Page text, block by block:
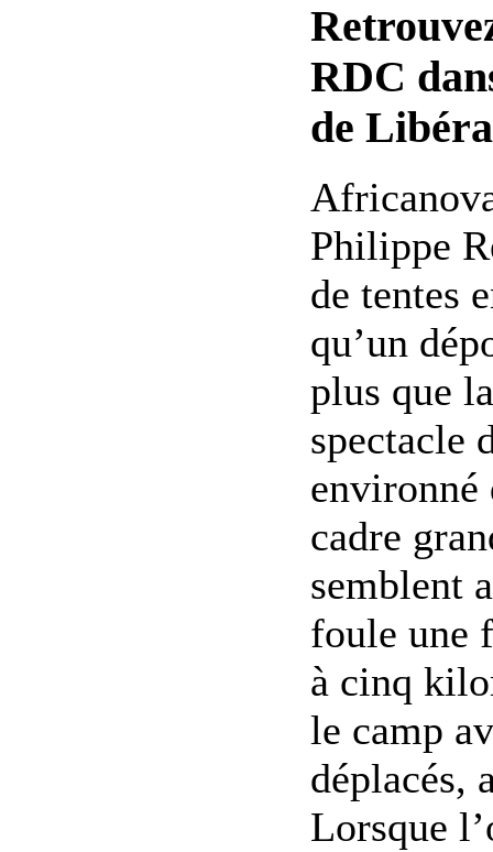
RDC
de
Philippe
de tentes
qu’un
plus que
spectacle
environné
cadre
semblent
foule une
à cinq
le camp
déplacés,
Lorsque